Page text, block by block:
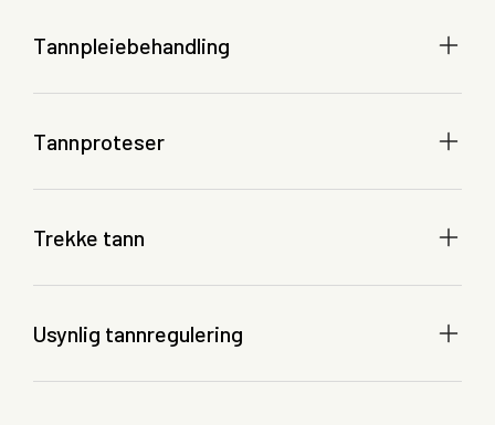
Tannpleiebehandling
Tannproteser
Trekke tann
Usynlig tannregulering